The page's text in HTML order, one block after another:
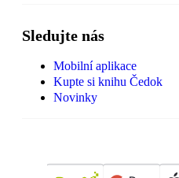
Sledujte nás
Mobilní aplikace
Kupte si knihu Čedok
Novinky